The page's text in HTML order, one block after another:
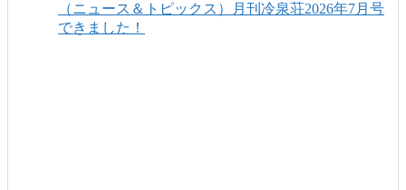
（ニュース＆トピックス）月刊冷泉荘2026年7月号
できました！